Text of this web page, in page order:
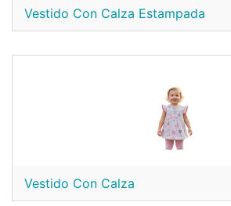
Vestido Con Calza Estampada
Vestido Con Calza